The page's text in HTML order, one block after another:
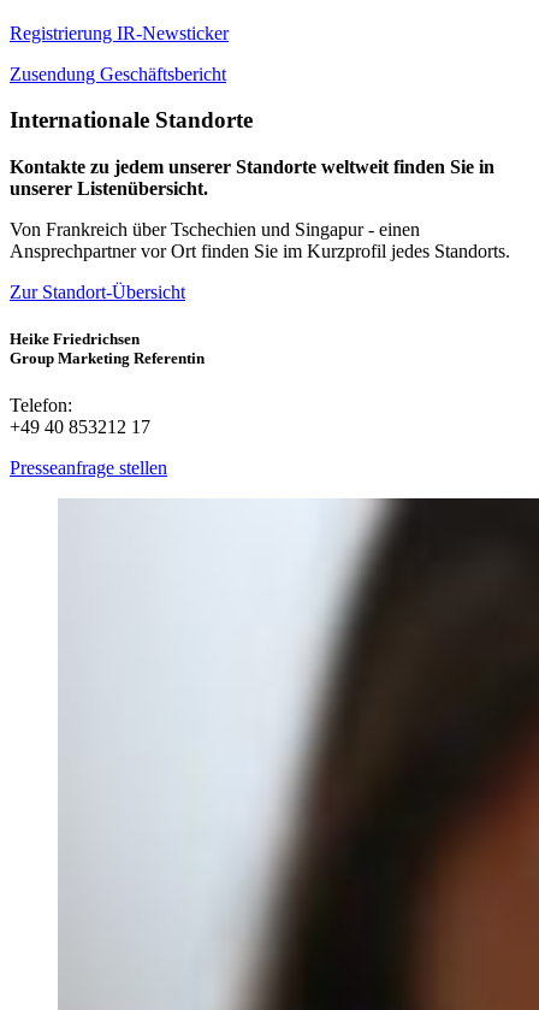
Registrierung IR-Newsticker
Zusendung Geschäftsbericht
Internationale Standorte
Kontakte zu jedem unserer Standorte weltweit finden Sie in
unserer Listenübersicht.
Von Frankreich über Tschechien und Singapur - einen
Ansprechpartner vor Ort finden Sie im Kurzprofil jedes Standorts.
Zur Standort-Übersicht
Heike Friedrichsen
Group Marketing Referentin
Telefon:
+49 40 853212 17
Presseanfrage stellen